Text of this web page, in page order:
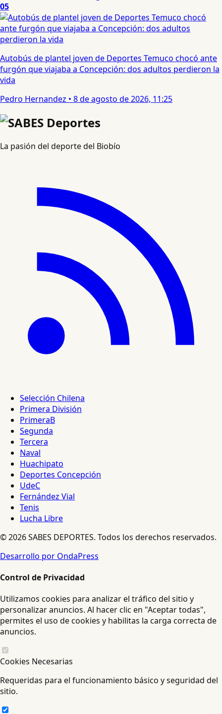
05
Autobús de plantel joven de Deportes Temuco chocó ante
furgón que viajaba a Concepción: dos adultos perdieron la
vida
Pedro Hernandez • 8 de agosto de 2026, 11:25
La pasión del deporte del Biobío
Selección Chilena
Primera División
PrimeraB
Segunda
Tercera
Naval
Huachipato
Deportes Concepción
UdeC
Fernández Vial
Tenis
Lucha Libre
© 2026 SABES DEPORTES. Todos los derechos reservados.
Desarrollo por OndaPress
Control de Privacidad
Utilizamos cookies para analizar el tráfico del sitio y
personalizar anuncios. Al hacer clic en "Aceptar todas",
permites el uso de cookies y habilitas la carga correcta de
anuncios.
Cookies Necesarias
Requeridas para el funcionamiento básico y seguridad del
sitio.